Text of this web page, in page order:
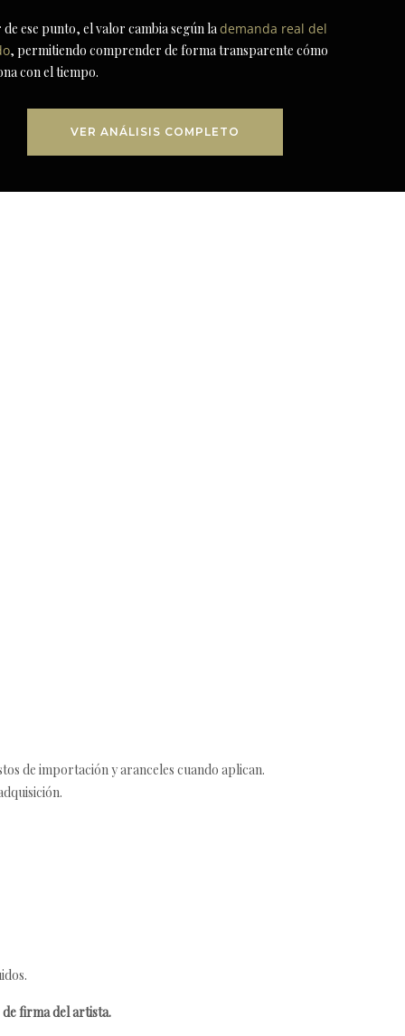
ese punto, el valor cambia según lademanda real del
, permitiendo comprender de forma transparente cómo
con el tiempo.
VER ANÁLISIS COMPLETO
de importación y aranceles cuando aplican.
firma del artista.